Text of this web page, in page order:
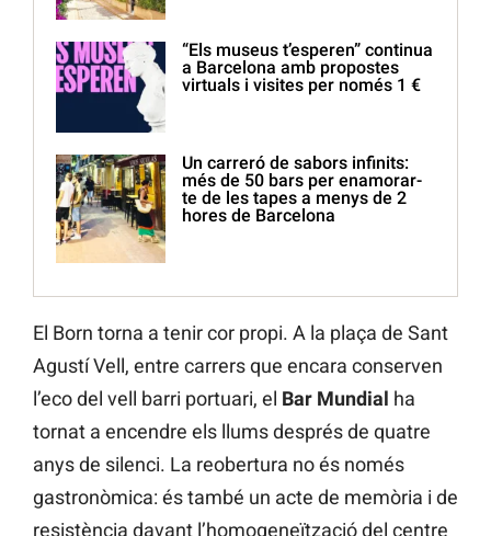
“Els museus t’esperen” continua
a Barcelona amb propostes
virtuals i visites per només 1 €
Un carreró de sabors infinits:
més de 50 bars per enamorar-
te de les tapes a menys de 2
hores de Barcelona
El Born torna a tenir cor propi. A la plaça de Sant
Agustí Vell, entre carrers que encara conserven
l’eco del vell barri portuari, el Bar Mundial ha
tornat a encendre els llums després de quatre
anys de silenci. La reobertura no és només
gastronòmica: és també un acte de memòria i de
resistència davant l’homogeneïtzació del centre